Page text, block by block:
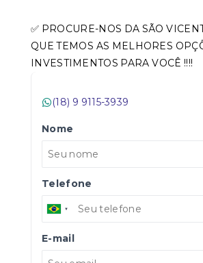
✅ PROCURE-NOS DA SÃO
QUE TEMOS AS MELHORES
INVESTIMENTOS PARA VOCÊ !!!!
(18) 9 9115-3939
Nome
Telefone
E-mail